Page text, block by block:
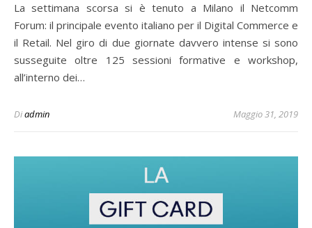
La settimana scorsa si è tenuto a Milano il Netcomm
Forum: il principale evento italiano per il Digital Commerce e
il Retail. Nel giro di due giornate davvero intense si sono
susseguite oltre 125 sessioni formative e workshop,
all’interno dei…
Diadmin Maggio 31, 2019